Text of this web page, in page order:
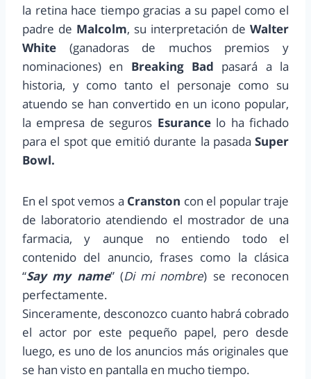
la retina hace tiempo gracias a su papel como el
padre de Malcolm, su interpretación de Walter
White (ganadoras de muchos premios y
nominaciones) en Breaking Bad pasará a la
historia, y como tanto el personaje como su
atuendo se han convertido en un icono popular,
la empresa de seguros Esurance lo ha fichado
para el spot que emitió durante la pasada Super
Bowl.
En el spot vemos a Cranston con el popular traje
de laboratorio atendiendo el mostrador de una
farmacia, y aunque no entiendo todo el
contenido del anuncio, frases como la clásica
“Say my name” (Di mi nombre) se reconocen
perfectamente.
Sinceramente, desconozco cuanto habrá cobrado
el actor por este pequeño papel, pero desde
luego, es uno de los anuncios más originales que
se han visto en pantalla en mucho tiempo.